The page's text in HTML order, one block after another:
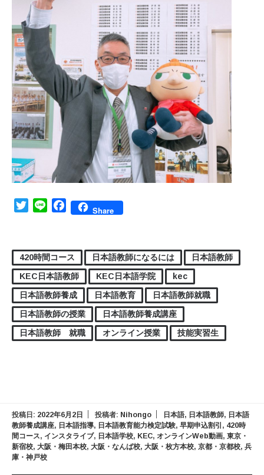
TwitterLine FacebookShare
420時間コース 日本語教師になるには
日本語教師
KEC日本語教師
KEC日本語学院
kec
日本語教師養成
日本語教育
日本語教師就職
日本語教師の授業
日本語教師養成講座
日本語教師 就職
オンライン授業 技能実習生
投稿日: 2022年6月2日 投稿者: Nihongo 日本語, 日本語教師, 日本語
教師養成講座, 日本語指導, 日本語教育能力検定試験, 早期申込割引 , 420時
間コース, インスタライブ, 日本語学校, KEC, オンラインWeb動画, 東京・
新宿校, 大阪・梅田本校, 大阪・なんば校, 大阪・枚方本校, 京都・京都校, 兵
庫・神戸校